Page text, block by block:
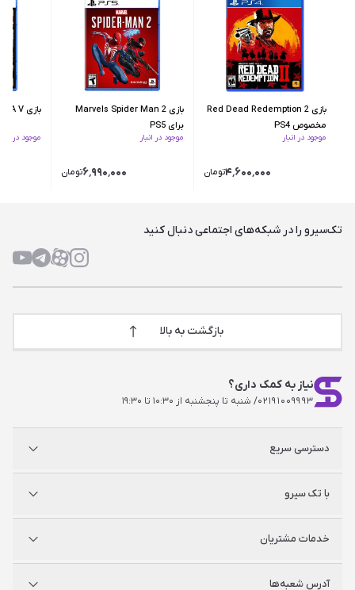
بازی Red Dead Redemption 2
مخصوص PS4
موجود در انبار
۴٬۶۰۰٬۰۰۰تومان
بازی Marvels Spider Man 2
برای PS5
موجود در انبار
۶٬۹۹۰٬۰۰۰تومان
بازی GTA V برای PS5
موجود در
تک‌سیرو را در شبکه‌های اجتماعی دنبال کنید
نیاز به کمک داری؟
۰۲۱۹۱۰۰۹۹۹۳/ شنبه تا پنجشنبه از ۱۰:۳۰ تا ۱۹:۳۰
بازگشت به بالا
دسترسی سریع
ایکس‌باکس
شگفت سیرو
با تک سیرو
راه‌های ارتباطی
مجله خبری
خدمات مشتریان
راهنمای اکانت‌ها
آدرس شعبه‌ها